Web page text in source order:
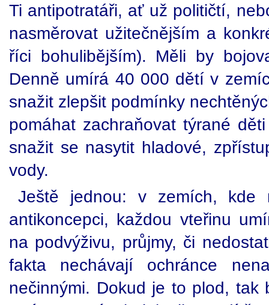
Ti antipotratáři, ať už političtí,
nasměrovat užitečnějším a
říci bohulibějším). Měli by
Denně umírá 40 000 dětí v
snažit zlepšit podmínky
pomáhat zachraňovat týrané
snažit se nasytit hladové,
vody.
Ještě jednou: v zemích, kde
antikoncepci, každou vteřinu
na podvýživu, průjmy, či
fakta nechávají ochránce
nečinnými. Dokud je to plod, tak